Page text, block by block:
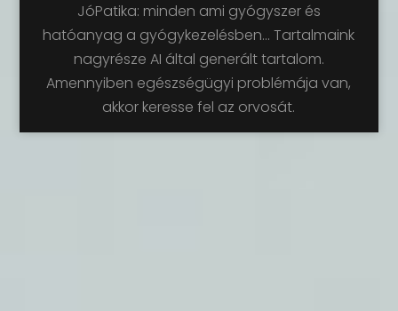
JóPatika: minden ami gyógyszer és
hatóanyag a gyógykezelésben... Tartalmaink
nagyrésze AI által generált tartalom.
Amennyiben egészségügyi problémája van,
akkor keresse fel az orvosát.